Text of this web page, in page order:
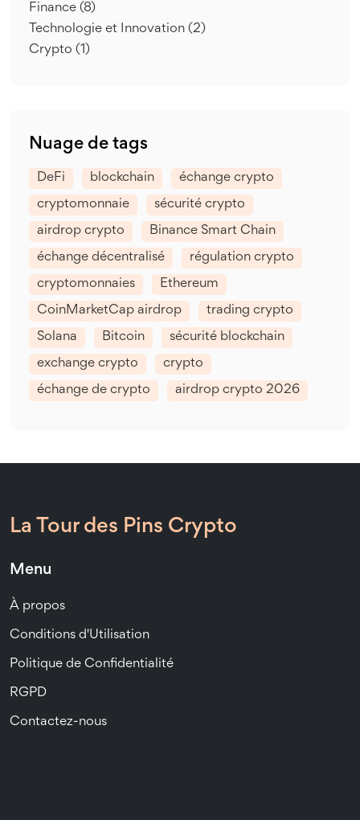
Finance (8)
Technologie et Innovation (2)
Crypto (1)
Nuage de tags
DeFi blockchain échange crypto
cryptomonnaie sécurité crypto
airdrop crypto Binance Smart Chain
échange décentralisé régulation crypto
cryptomonnaies Ethereum
CoinMarketCap airdrop trading crypto
Solana Bitcoin sécurité blockchain
exchange crypto crypto
échange de crypto airdrop crypto 2026
La Tour des Pins Crypto
Menu
À propos
Conditions d'Utilisation
Politique de Confidentialité
RGPD
Contactez-nous